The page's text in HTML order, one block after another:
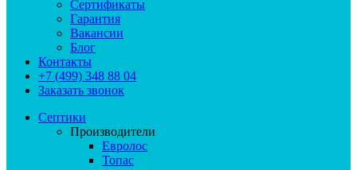
Сертификаты
Гарантия
Вакансии
Блог
Контакты
+7 (499) 348 88 04
Заказать звонок
Септики
Производители
Евролос
Топас